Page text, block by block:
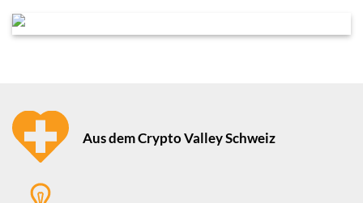
Aus dem Crypto Valley Schweiz